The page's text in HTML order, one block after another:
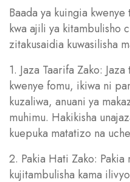
Baada ya kuingia
kwa ajili ya kitambulisho
zitakusaidia kuwasilisha
1. Jaza Taarifa Zako:
kwenye fomu, ikiwa ni
kuzaliwa, anuani ya
muhimu. Hakikisha
kuepuka matatizo na
2. Pakia Hati Zako: Pakia
kujitambulisha kama